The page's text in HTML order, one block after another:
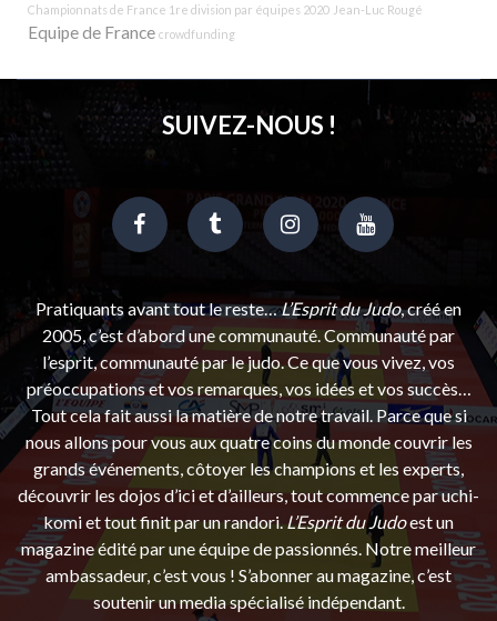
Championnats de France 1re division par équipes 2020 Jean-Luc Rougé
Equipe de France crowdfunding
SUIVEZ-NOUS !
Pratiquants avant tout le reste…L’Esprit du Judo, créé en
2005, c’est d’abord une communauté. Communauté par
l’esprit, communauté par le judo. Ce que vous vivez, vos
préoccupations et vos remarques, vos idées et vos succès…
Tout cela fait aussi la matière de notre travail. Parce que si
nous allons pour vous aux quatre coins du monde couvrir les
grands événements, côtoyer les champions et les experts,
découvrir les dojos d’ici et d’ailleurs, tout commence par uchi-
komi et tout finit par un randori.L’Esprit du Judoest un
magazine édité par une équipe de passionnés. Notre meilleur
ambassadeur, c’est vous ! S’abonner au magazine, c’est
soutenir un media spécialisé indépendant.